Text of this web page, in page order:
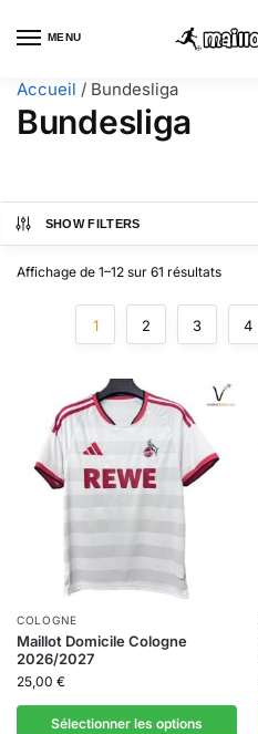
MENU
Accueil / Bundesliga
Bundesliga
SHOW FILTERS
Affichage de 1–12 sur 61 résultats
1 2 3 4
COLOGNE
Maillot Domicile Cologne
2026/2027
25,00 €
Sélectionner les options